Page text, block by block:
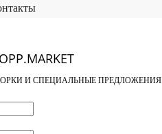
И СПЕЦИАЛЬНЫЕ ПРЕДЛОЖЕНИЯ